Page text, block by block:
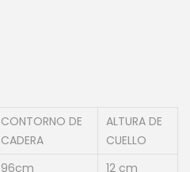
CONTORNO DE
CADERA
ALTURA DE
CUELLO
96cm
12 cm